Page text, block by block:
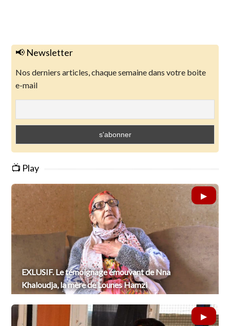
📢 Newsletter
Nos derniers articles, chaque semaine dans votre boite
e-mail
📺 Play
EXLUSIF. Le témoignage émouvant de Nna
Khaloudja, la mère de Lounes Hamzi